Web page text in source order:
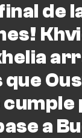
de
cumple
a